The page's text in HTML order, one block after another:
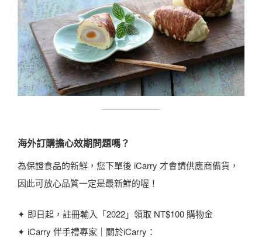
海外訂購擔心效期問題嗎？
為保證食品的新鮮，您下單後 iCarry 才會請供應商備貨，
因此可放心品質一定是最新鮮的喔！
✦ 即日起，註冊輸入「2022」領取 NT$100 購物金
✦ iCarry 伴手禮專家｜關於iCarry：